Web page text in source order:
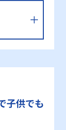
子供でも